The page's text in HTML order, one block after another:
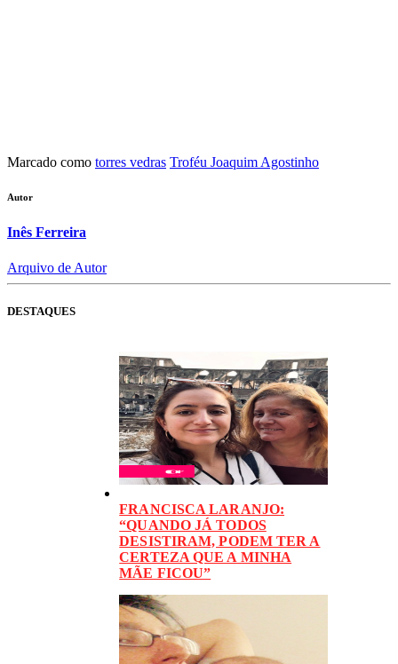
Marcado como torres vedras Troféu Joaquim Agostinho
Autor
Inês Ferreira
Arquivo de Autor
DESTAQUES
FRANCISCA LARANJO:
“QUANDO JÁ TODOS
DESISTIRAM, PODEM TER A
CERTEZA QUE A MINHA
MÃE FICOU”